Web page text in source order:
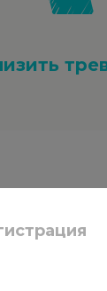
и
подход